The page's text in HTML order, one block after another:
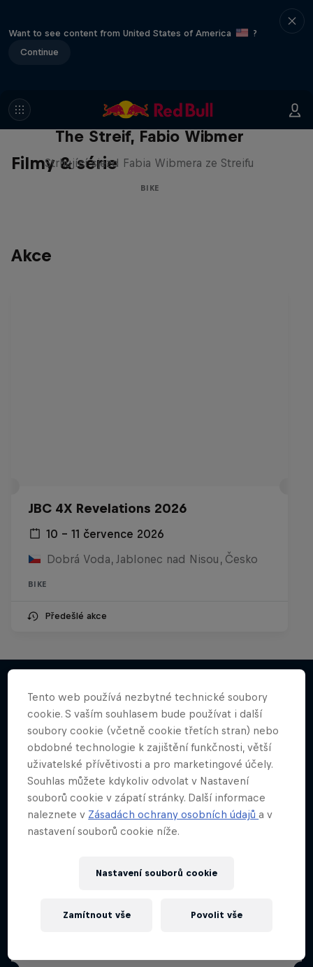
Want to see content from United States of America
?
Continue
Filmy & série
The Streif, Fabio Wibmer
Strhující sjezd Fabia Wibmera ze Streifu
BIKE
Akce
JBC 4X Revelations 2026
10 – 11 července 2026
Dobrá Voda, Jablonec nad Nisou, Česko
BIKE
Předešlé akce
Něco podobného?
Tento web používá nezbytné technické soubory
cookie. S vaším souhlasem bude používat i další
soubory cookie (včetně cookie třetích stran) nebo
obdobné technologie k zajištění funkčnosti, větší
uživatelské přívětivosti a pro marketingové účely.
Souhlas můžete kdykoliv odvolat v Nastavení
souborů cookie v zápatí stránky. Další informace
naleznete v Zásadách ochrany osobních údajůa v
nastavení souborů cookie níže.
Nastavení souborů cookie
Zamítnout vše Povolit vše